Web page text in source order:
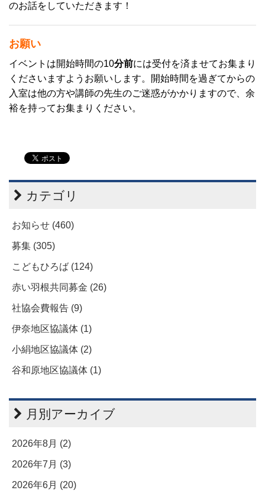
のお話をしていただきます！
お願い
イベントは開始時間の10分前には受付を済ませてお集まり
くださいますようお願いします。開始時間を過ぎてからの
入室は他の方や講師の先生のご迷惑がかかりますので、余
裕を持ってお集まりください。
カテゴリ
お知らせ (460)
募集 (305)
こどもひろば (124)
赤い羽根共同募金 (26)
社協会費報告 (9)
伊奈地区協議体 (1)
小絹地区協議体 (2)
谷和原地区協議体 (1)
月別アーカイブ
2026年8月 (2)
2026年7月 (3)
2026年6月 (20)